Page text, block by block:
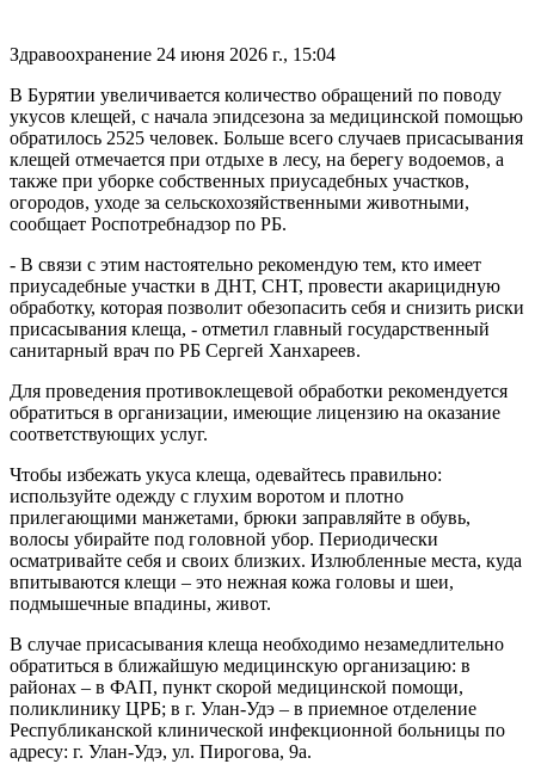
Здравоохранение 24 июня 2026 г., 15:04
В Бурятии увеличивается количество обращений по поводу
укусов клещей, с начала эпидсезона за медицинской помощью
обратилось 2525 человек. Больше всего случаев присасывания
клещей отмечается при отдыхе в лесу, на берегу водоемов, а
также при уборке собственных приусадебных участков,
огородов, уходе за сельскохозяйственными животными,
сообщает Роспотребнадзор по РБ.
- В связи с этим настоятельно рекомендую тем, кто имеет
приусадебные участки в ДНТ, СНТ, провести акарицидную
обработку, которая позволит обезопасить себя и снизить риски
присасывания клеща, - отметил главный государственный
санитарный врач по РБ Сергей Ханхареев.
Для проведения противоклещевой обработки рекомендуется
обратиться в организации, имеющие лицензию на оказание
соответствующих услуг.
Чтобы избежать укуса клеща, одевайтесь правильно:
используйте одежду с глухим воротом и плотно
прилегающими манжетами, брюки заправляйте в обувь,
волосы убирайте под головной убор. Периодически
осматривайте себя и своих близких. Излюбленные места, куда
впитываются клещи – это нежная кожа головы и шеи,
подмышечные впадины, живот.
В случае присасывания клеща необходимо незамедлительно
обратиться в ближайшую медицинскую организацию: в
районах – в ФАП, пункт скорой медицинской помощи,
поликлинику ЦРБ; в г. Улан-Удэ – в приемное отделение
Республиканской клинической инфекционной больницы по
адресу: г. Улан-Удэ, ул. Пирогова, 9а.